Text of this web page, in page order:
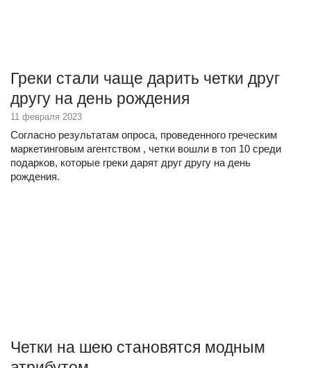
Греки стали чаще дарить четки друг
другу на день рождения
11 февраля 2023
Согласно результатам опроса, проведенного греческим
маркетинговым агентством , четки вошли в топ 10 среди
подарков, которые греки дарят друг другу на день
рождения.
Четки на шею становятся модным